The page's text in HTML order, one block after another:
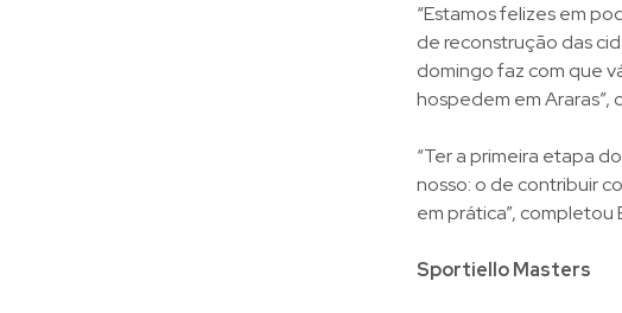
“Estamos felizes em
de reconstrução das
domingo faz com que
hospedem em Araras”,
“Ter a primeira etapa
nosso: o de contribuir
em prática”, completou
Sportiello Masters